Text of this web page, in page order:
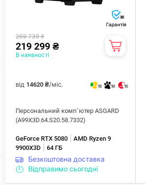
36
Гарантія
269 739 ₴
219 299 ₴
В наявності
від 14620 ₴/міс. 15 10 15
Персональний комп`ютер ASGARD
(A99X3D.64.S20.58.7332)
GeForce RTX 5080
AMD Ryzen 9
9900X3D
64 ГБ
Безкоштовна доставка
Відправимо сьогодні